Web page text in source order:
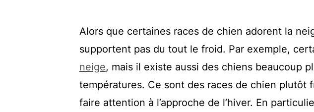
Alors que certaines races de chien adorent la
supportent pas du tout le froid. Par exemple,
neige, mais il existe aussi des chiens beaucoup
températures. Ce sont des races de chien plutôt
faire attention à l’approche de l’hiver. En